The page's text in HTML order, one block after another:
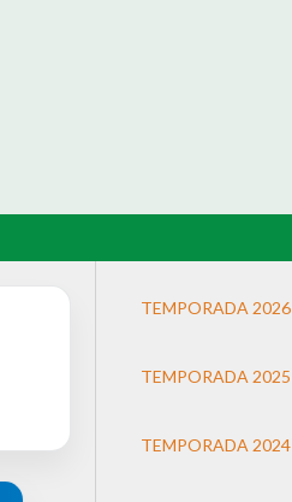
TEMPORADA 2026
TEMPORADA 2025
TEMPORADA 2024